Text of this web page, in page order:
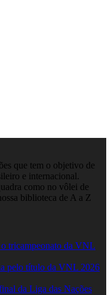
que tem o objetivo de
e internacional.
como no vôlei de
biblioteca de A a Z
tricampeonato da VNL
pelo título da VNL 2026
da Liga das Nações